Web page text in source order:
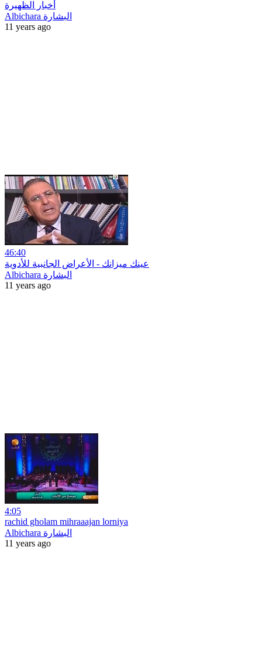
أخبار الظهيرة
Albichara البشارة
11 years ago
46:40
عينك ميزانك - الأعراض الجانبية للأدوية
Albichara البشارة
11 years ago
4:05
rachid gholam mihraaajan lorniya
Albichara البشارة
11 years ago